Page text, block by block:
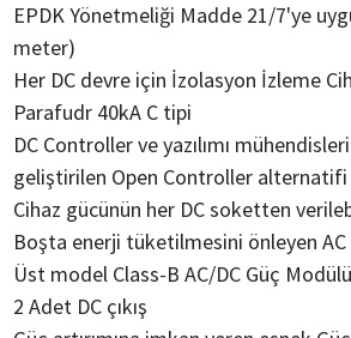
EPDK Yönetmeliği Madde 21/7'ye
meter)
Her DC devre için İzolasyon İzleme
Parafudr 40kA C tipi
DC Controller ve yazılımı
geliştirilen Open Controller alternatifi
Cihaz gücünün her DC soketten
Boşta enerji tüketilmesini önleyen
Üst model Class-B AC/DC Güç Modülü
2 Adet DC çıkış